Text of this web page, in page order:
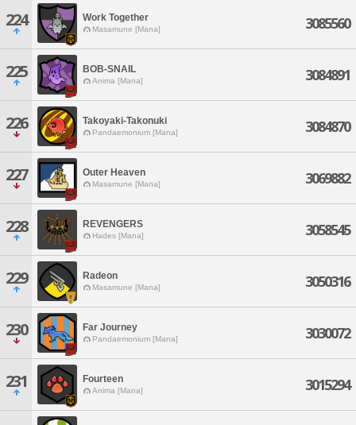
224 Work Together
Masamune [Mana] 3085560
225 BOB-SNAIL
Anima [Mana] 3084891
226 Takoyaki-Takonuki
Pandaemonium [Mana] 3084870
227 Outer Heaven
Masamune [Mana] 3069882
228 REVENGERS
Hades [Mana] 3058545
229 Radeon
Masamune [Mana] 3050316
230 Far Journey
Pandaemonium [Mana] 3030072
231 Fourteen
Anima [Mana] 3015294